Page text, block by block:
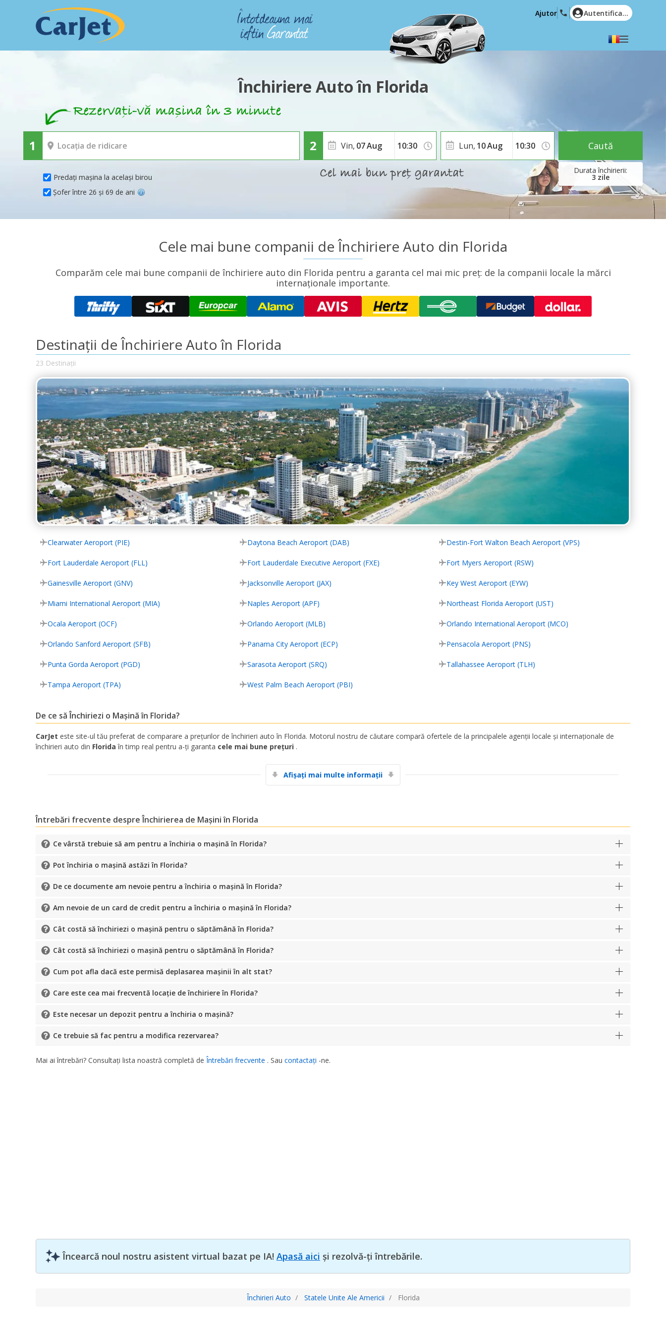
English (US)
Polski
Română
Ελληνικά
Hrvatski
العربية
Ajutor Autentificare
Închiriere Auto în Florida
Predați mașina la același birou
Vin, 07Aug
3 zile
Lun, 10Aug
Șofer între 26 și 69 de ani
Caută
Cele mai bune companii de Închiriere Auto din Florida
Comparăm cele mai bune companii de închiriere auto din Florida pentru a garanta cel mai mic preț: de la companii locale la mărci
internaționale importante.
Destinații de Închiriere Auto în Florida
23 Destinații
Clearwater Aeroport (PIE) Daytona Beach Aeroport (DAB) Destin-Fort Walton Beach Aeroport (VPS)
Fort Lauderdale Aeroport (FLL) Fort Lauderdale Executive Aeroport (FXE) Fort Myers Aeroport (RSW)
Gainesville Aeroport (GNV) Jacksonville Aeroport (JAX) Key West Aeroport (EYW)
Miami International Aeroport (MIA) Naples Aeroport (APF) Northeast Florida Aeroport (UST)
Ocala Aeroport (OCF) Orlando Aeroport (MLB) Orlando International Aeroport (MCO)
Orlando Sanford Aeroport (SFB) Panama City Aeroport (ECP) Pensacola Aeroport (PNS)
Punta Gorda Aeroport (PGD) Sarasota Aeroport (SRQ) Tallahassee Aeroport (TLH)
Tampa Aeroport (TPA) West Palm Beach Aeroport (PBI)
De ce să Închiriezi o Mașină în Florida?
CarJet este site-ul tău preferat de comparare a prețurilor de închirieri auto în Florida. Motorul nostru de căutare compară ofertele de la principalele agenții locale și internaționale de
închirieri auto din Florida în timp real pentru a-ți garanta cele mai bune prețuri .
Afișați mai multe informații
Întrebări frecvente despre Închirierea de Mașini în Florida
Ce vârstă trebuie să am pentru a închiria o mașină în Florida?
Pot închiria o mașină astăzi în Florida?
De ce documente am nevoie pentru a închiria o mașină în Florida?
Am nevoie de un card de credit pentru a închiria o mașină în Florida?
Cât costă să închiriezi o mașină pentru o săptămână în Florida?
Cât costă să închiriezi o mașină pentru o săptămână în Florida?
Cum pot afla dacă este permisă deplasarea mașinii în alt stat?
Care este cea mai frecventă locație de închiriere în Florida?
Este necesar un depozit pentru a închiria o mașină?
Ce trebuie să fac pentru a modifica rezervarea?
Mai ai întrebări? Consultați lista noastră completă de Întrebări frecvente . Sau contactați -ne.
Încearcă noul nostru asistent virtual bazat pe IA! Apasă aici și rezolvă-ți întrebările.
Închirieri Auto Statele Unite Ale Americii Florida
Accesați ofertele exclusive ale furnizorilor
noștri